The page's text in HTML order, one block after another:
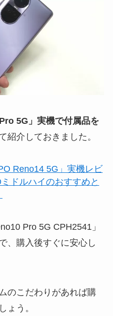
5G」実機で付属品を
紹介しておきました。
Reno14 5G」実機レビ
ドルハイのおすすめと
Pro 5G CPH2541」
、購入後すぐに安心し
のこだわりがあれば購
ょう。